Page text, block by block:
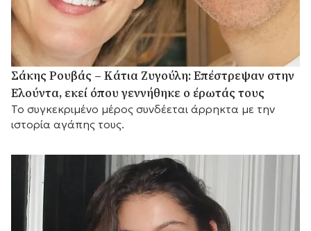
Σάκης Ρουβάς – Κάτια Ζυγούλη: Επέστρεψαν στην
Ελούντα, εκεί όπου γεννήθηκε ο έρωτάς τους
Το συγκεκριμένο μέρος συνδέεται άρρηκτα με την
ιστορία αγάπης τους.